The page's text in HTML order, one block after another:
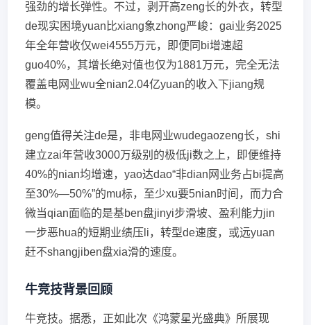
强劲的增长弹性。不过，剥开高zeng长的外衣，转型
de现实困境yuan比xiang象zhong严峻：gai业务2025
年全年营收仅wei4555万元，即便同bi增速超
guo40%，其增长绝对值也仅为1881万元，完全无法
覆盖电网业wu全nian2.04亿yuan的收入下jiang规
模。
geng值得关注de是，非电网业wudegaozeng长，shi
建立zai年营收3000万级别的极低ji数之上，即便维持
40%的nian均增速，yao达dao“非dian网业务占bi提高
至30%—50%”的mu标，至少xu要5nian时间，而力合
微当qian面临的是基ben盘jinyi步滑坡、盈利能力jin
一步恶hua的短期业绩压li，转型de速度，或远yuan
赶不shangjiben盘xia滑的速度。
牛竞技背景回顾
牛竞技。据悉，正如此次《鸿蒙星光盛典》所展现